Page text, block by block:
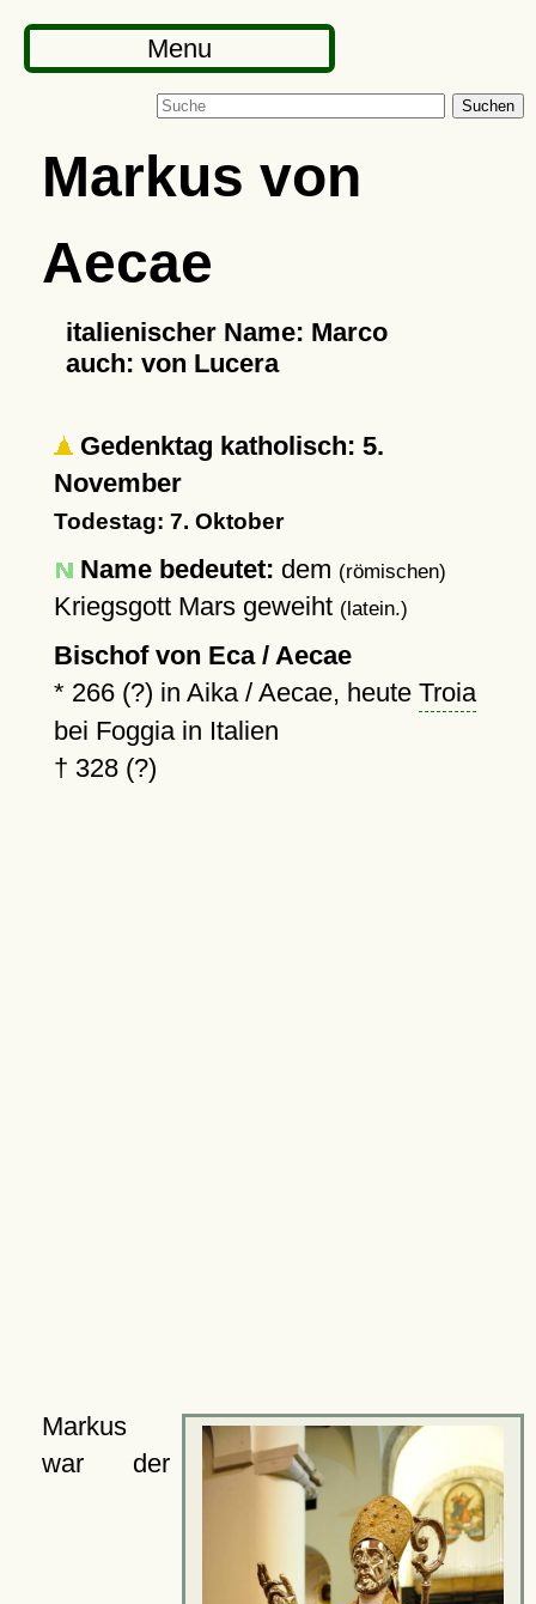
Menu
Suchen
Markus von
Aecae
italienischer Name: Marco
auch: von Lucera
Gedenktag katholisch: 5.
November
Todestag: 7. Oktober
Name bedeutet: dem (römischen)
Kriegsgott Mars geweiht (latein.)
Bischof von Eca / Aecae
* 266 (?) in Aika / Aecae, heute Troia
bei Foggia in Italien
† 328 (?)
Markus
war der